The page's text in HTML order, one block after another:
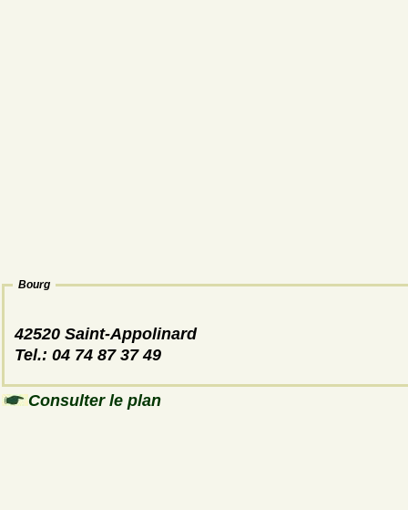
Bourg
42520 Saint-Appolinard
Tel.: 04 74 87 37 49
Consulter le plan